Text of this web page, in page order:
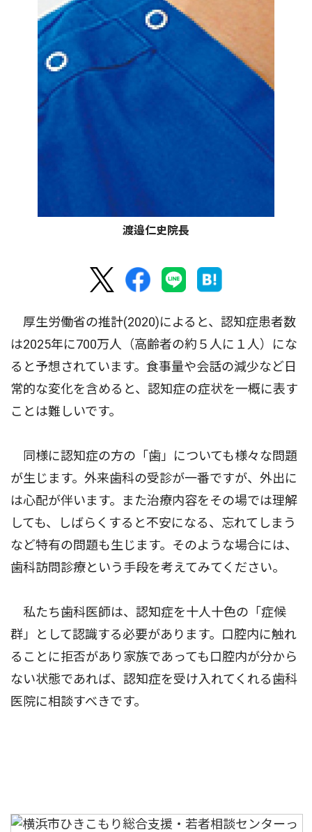
渡邉仁史院長
厚生労働省の推計(2020)によると、認知症患者数
は2025年に700万人（高齢者の約５人に１人）にな
ると予想されています。食事量や会話の減少など日
常的な変化を含めると、認知症の症状を一概に表す
ことは難しいです。
同様に認知症の方の「歯」についても様々な問題
が生じます。外来歯科の受診が一番ですが、外出に
は心配が伴います。また治療内容をその場では理解
しても、しばらくすると不安になる、忘れてしまう
など特有の問題も生じます。そのような場合には、
歯科訪問診療という手段を考えてみてください。
私たち歯科医師は、認知症を十人十色の「症候
群」として認識する必要があります。口腔内に触れ
ることに拒否があり家族であっても口腔内が分から
ない状態であれば、認知症を受け入れてくれる歯科
医院に相談すべきです。